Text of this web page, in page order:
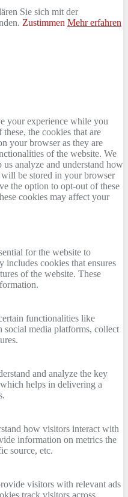
Sie sich mit der
Zustimmen Mehr erfahren
your experience while you
the cookies that are
your browser as they are
of the website. We
analyze and understand how
be stored in your browser
the option to opt-out of these
cookies may affect your
for the website to
cookies that ensures
of the website. These
functionalities like
social media platforms, collect
and analyze the key
helps in delivering a
how visitors interact with
information on metrics the
source, etc.
visitors with relevant ads